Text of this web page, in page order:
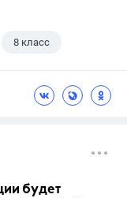
8 класс
будет